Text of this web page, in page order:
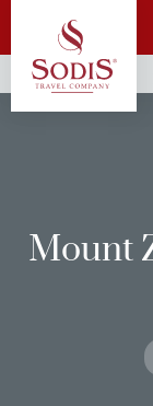
Mount